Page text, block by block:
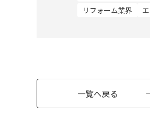
リフォーム業界
一覧へ戻る